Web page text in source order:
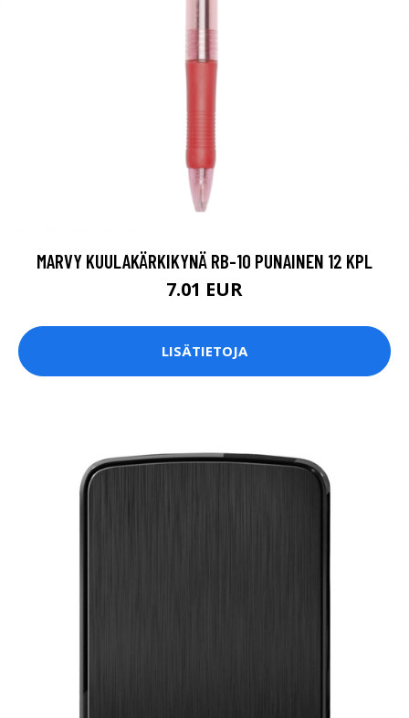
MARVY KUULAKÄRKIKYNÄ RB-10 PUNAINEN 12 KPL
7.01 EUR
LISÄTIETOJA